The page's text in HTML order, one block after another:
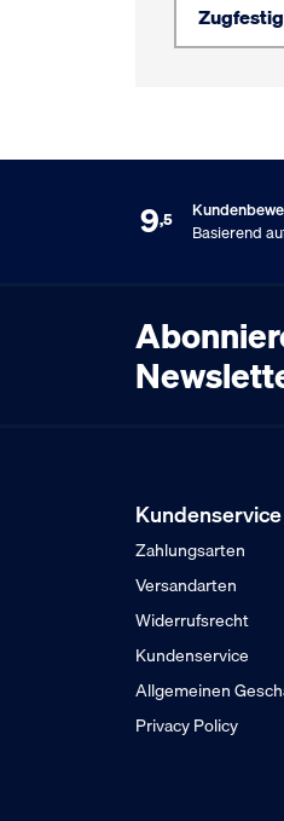
9,5
Basierend
Kundenservice
Zahlungsarten
Versandarten
Widerrufsrecht
Kundenservice
Allgemeinen
Privacy Policy